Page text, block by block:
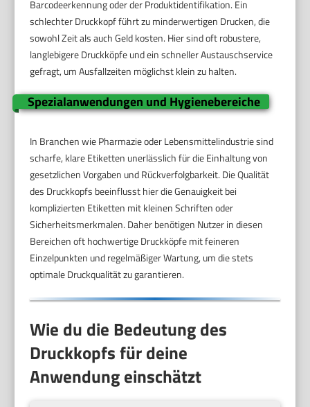
Barcodeerkennung oder der Produktidentifikation. Ein
schlechter Druckkopf führt zu minderwertigen Drucken, die
sowohl Zeit als auch Geld kosten. Hier sind oft robustere,
langlebigere Druckköpfe und ein schneller Austauschservice
gefragt, um Ausfallzeiten möglichst klein zu halten.
Spezialanwendungen und Hygienebereiche
In Branchen wie Pharmazie oder Lebensmittelindustrie sind
scharfe, klare Etiketten unerlässlich für die Einhaltung von
gesetzlichen Vorgaben und Rückverfolgbarkeit. Die Qualität
des Druckkopfs beeinflusst hier die Genauigkeit bei
komplizierten Etiketten mit kleinen Schriften oder
Sicherheitsmerkmalen. Daher benötigen Nutzer in diesen
Bereichen oft hochwertige Druckköpfe mit feineren
Einzelpunkten und regelmäßiger Wartung, um die stets
optimale Druckqualität zu garantieren.
Wie du die Bedeutung des
Druckkopfs für deine
Anwendung einschätzt